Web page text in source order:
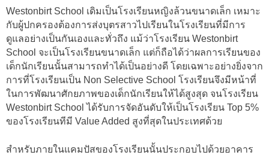
Westonbirt School เดิมเป็นโรงเรียนหญิงล้วนขนาดเล็ก เหมาะ
กับผู้ปกครองต้องการส่งบุตรสาวไปเรียนในโรงเรียนที่มีการ
ดูแลอย่างเป็นกันเองและทั่วถึง แม้ว่าโรงเรียน Westonbirt
School จะเป็นโรงเรียนขนาดเล็ก แต่ก็ถือได้ว่าผลการเรียนของ
เด็กนักเรียนนั้นสามารถทำได้เป็นอย่างดี โดยเฉพาะอย่างยิ่งจาก
การที่โรงเรียนเป็น Non Selective School โรงเรียนจึงมีหน้าที่
ในการพัฒนาศักยภาพของเด็กนักเรียนให้ได้สูงสุด จนโรงเรียน
Westonbirt School ได้รับการจัดอันดับให้เป็นโรงเรียน Top 5%
ของโรงเรียนทีมี Value Added สูงที่สุดในประเทศด้วย
สำหรับภายในแคมปัสของโรงเรียนนั้นประกอบไปด้วยอาคาร